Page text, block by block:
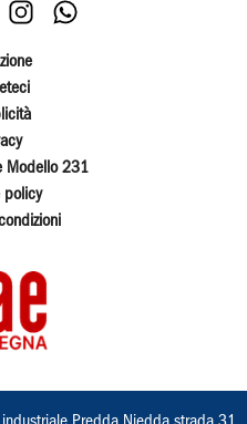
Modello 231
policy